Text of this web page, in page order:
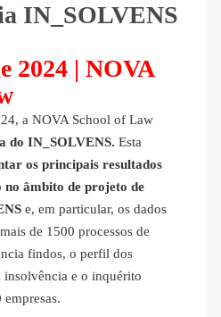
IN_SOLVENS
2024 | NOVA
a NOVA School of Law
do IN_SOLVENS. Esta
os principais resultados
no âmbito de projeto de
e, em particular, os dados
de 1500 processos de
findos, o perfil dos
insolvência e o inquérito